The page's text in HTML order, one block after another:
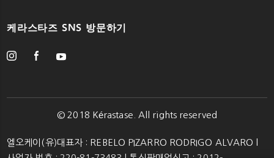
케라스타즈 SNS 방문하기
© 2018 Kérastase. All rights reserved
엘오케이(유)대표자 : REBELO PIZARRO RODRIGO ALVARO l